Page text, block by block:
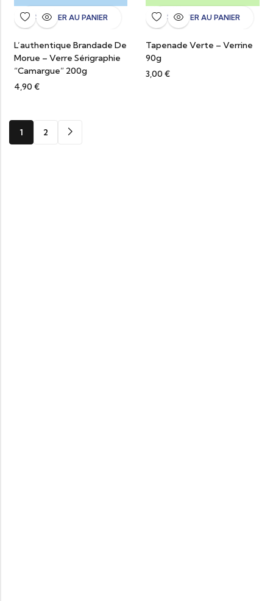
AJOUTER AU PANIER
L’authentique Brandade De
Morue – Verre Sérigraphie
“Camargue” 200g
4,90 €
AJOUTER AU PANIER
Tapenade Verte – Verrine
90g
3,00 €
1 2